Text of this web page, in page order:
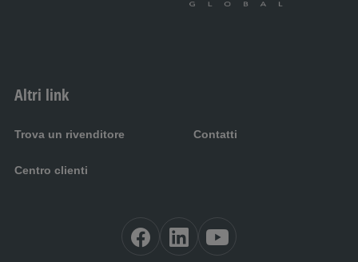
Altri link
Trova un rivenditore Contatti
Centro clienti